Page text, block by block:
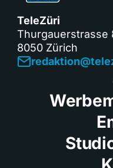
TeleZüri
Thurgauerstrasse
8050 Zürich